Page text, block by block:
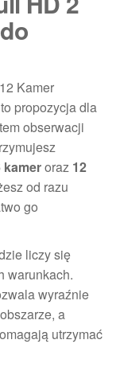
Kamer
propozycja dla
obserwacji
kameroraz 12
od razu
go
liczy się
warunkach.
wyraźnie
a
utrzymać